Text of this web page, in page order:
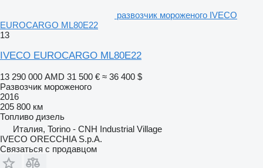
развозчик мороженого IVECO
EUROCARGO ML80E22
13
IVECO EUROCARGO ML80E22
13 290 000 AMD 31 500 € ≈ 36 400 $
Развозчик мороженого
2016
205 800 км
Топливо дизель
Италия, Torino - CNH Industrial Village
IVECO ORECCHIA S.p.A.
Связаться с продавцом